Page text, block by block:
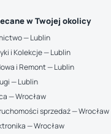
w Twojej okolicy
— Lublin
i Kolekcje — Lublin
i Remont — Lublin
— Lublin
— Wrocław
sprzedaż — Wrocław
— Wrocław